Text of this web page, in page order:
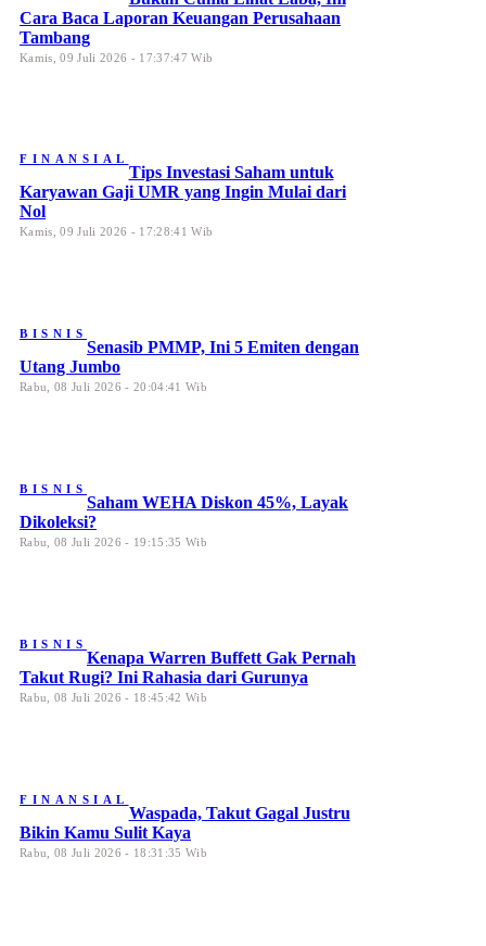
Cara Baca Laporan Keuangan Perusahaan
Tambang
Kamis, 09 Juli 2026 - 17:37:47 Wib
FINANSIAL
Tips Investasi Saham untuk
Karyawan Gaji UMR yang Ingin Mulai dari
Nol
Kamis, 09 Juli 2026 - 17:28:41 Wib
BISNIS
Senasib PMMP, Ini 5 Emiten dengan
Utang Jumbo
Rabu, 08 Juli 2026 - 20:04:41 Wib
BISNIS
Saham WEHA Diskon 45%, Layak
Dikoleksi?
Rabu, 08 Juli 2026 - 19:15:35 Wib
BISNIS
Kenapa Warren Buffett Gak Pernah
Takut Rugi? Ini Rahasia dari Gurunya
Rabu, 08 Juli 2026 - 18:45:42 Wib
FINANSIAL
Waspada, Takut Gagal Justru
Bikin Kamu Sulit Kaya
Rabu, 08 Juli 2026 - 18:31:35 Wib